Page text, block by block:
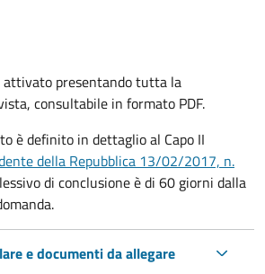
attivato presentando tutta la
consultabile in formato PDF.
è definito in dettaglio al Capo II
della Repubblica 13/02/2017, n.
di conclusione è di 60 giorni dalla
e documenti da allegare